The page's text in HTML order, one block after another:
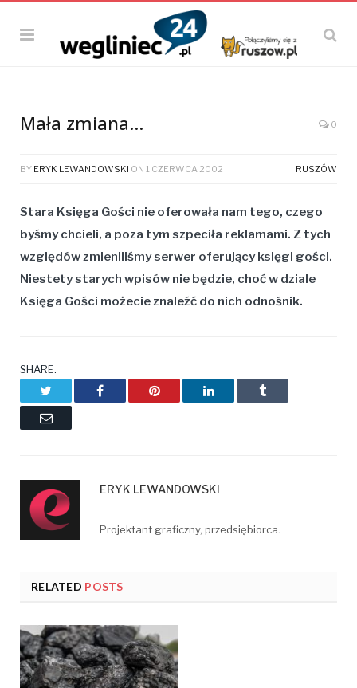
Mała zmiana… 0
BY ERYK LEWANDOWSKI ON 1 CZERWCA 2002 RUSZÓW
Stara Księga Gości nie oferowała nam tego, czego
byśmy chcieli, a poza tym szpeciła reklamami. Z tych
względów zmieniliśmy serwer oferujący księgi gości.
Niestety starych wpisów nie będzie, choć w dziale
Księga Gości możecie znaleźć do nich odnośnik.
SHARE.
TwitterFacebookPinterestLinkedInTumblr
Email
ERYK LEWANDOWSKI
Projektant graficzny, przedsiębiorca.
RELATED POSTS